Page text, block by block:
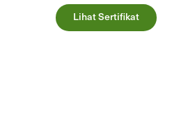
Lihat Sertifikat